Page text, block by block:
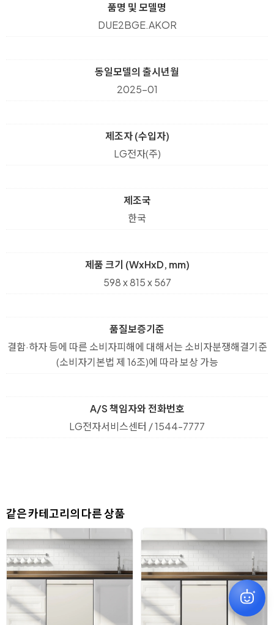
품명 및 모델명
DUE2BGE.AKOR
동일모델의 출시년월
2025-01
제조자 (수입자)
LG전자(주)
제조국
한국
제품 크기 (WxHxD, mm)
598 x 815 x 567
품질보증기준
결함·하자 등에 따른 소비자피해에 대해서는 소비자분쟁해결기준
(소비자기본법 제 16조)에 따라 보상 가능
A/S 책임자와 전화번호
LG전자서비스센터 / 1544-7777
같은 카테고리의 다른 상품